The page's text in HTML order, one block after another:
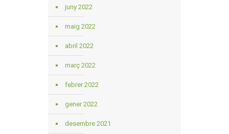
juny 2022
maig 2022
abril 2022
març 2022
febrer 2022
gener 2022
desembre 2021